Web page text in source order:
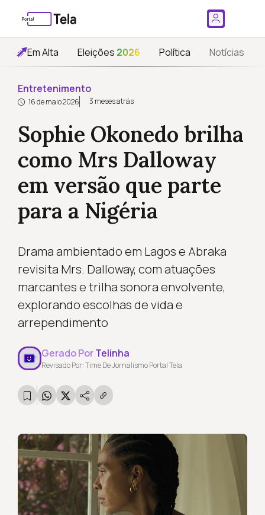
Em Alta Eleições 2026 Política Notícias
Entretenimento
16 de maio 2026 3 meses atrás
Sophie Okonedo brilha
como Mrs Dalloway
em versão que parte
para a Nigéria
Drama ambientado em Lagos e Abraka
revisita Mrs. Dalloway, com atuações
marcantes e trilha sonora envolvente,
explorando escolhas de vida e
arrependimento
Gerado PorTelinha
Revisado Por: Time De Jornalismo Portal Tela